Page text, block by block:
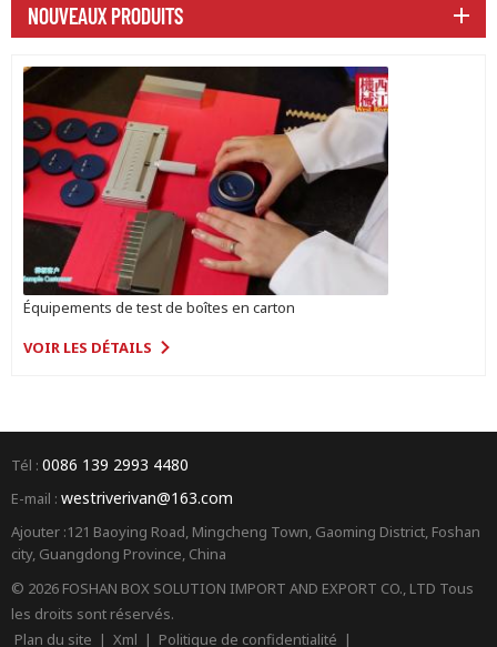
NOUVEAUX PRODUITS
Équipements de test de boîtes en carton
VOIR LES DÉTAILS
Tél : 0086 139 2993 4480
E-mail : westriverivan@163.com
Ajouter :121 Baoying Road, Mingcheng Town, Gaoming District, Foshan
city, Guangdong Province, China
© 2026 FOSHAN BOX SOLUTION IMPORT AND EXPORT CO., LTD Tous
les droits sont réservés.
Plan du site | Xml | Politique de confidentialité |